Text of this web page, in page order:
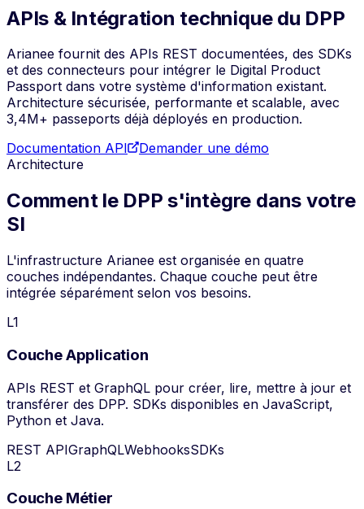
APIs & Intégration technique du DPP
Arianee fournit des APIs REST documentées, des SDKs
et des connecteurs pour intégrer le Digital Product
Passport dans votre système d'information existant.
Architecture sécurisée, performante et scalable, avec
3,4M+ passeports déjà déployés en production.
Documentation API
Demander une démo
Architecture
Comment le DPP s'intègre dans votre
SI
L'infrastructure Arianee est organisée en quatre
couches indépendantes. Chaque couche peut être
intégrée séparément selon vos besoins.
L1
Couche Application
APIs REST et GraphQL pour créer, lire, mettre à jour et
transférer des DPP. SDKs disponibles en JavaScript,
Python et Java.
REST APIGraphQLWebhooksSDKs
L2
Couche Métier